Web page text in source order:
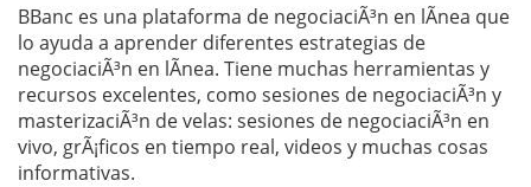
BBanc es una plataforma de negociaciÃ³n en lÃ­nea que
lo ayuda a aprender diferentes estrategias de
negociaciÃ³n en lÃ­nea. Tiene muchas herramientas y
recursos excelentes, como sesiones de negociaciÃ³n y
masterizaciÃ³n de velas: sesiones de negociaciÃ³n en
vivo, grÃ¡ficos en tiempo real, videos y muchas cosas
informativas.